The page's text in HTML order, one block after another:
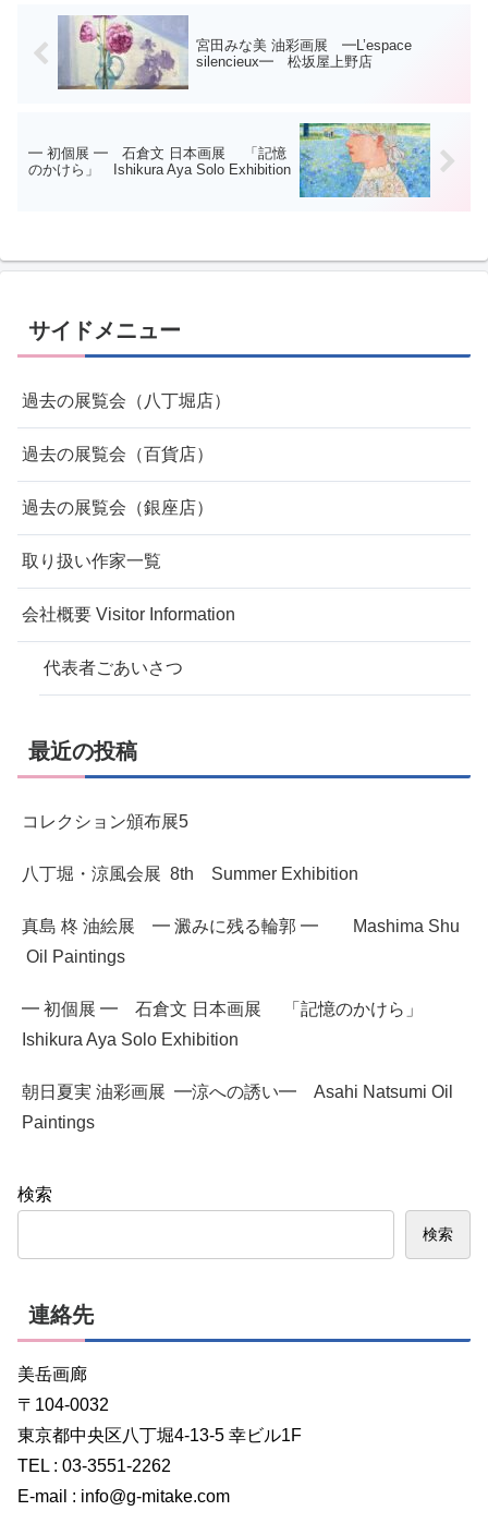
宮田みな美 油彩画展 ━L’espace
silencieux━ 松坂屋上野店
━ 初個展 ━ 石倉文 日本画展 「記憶
のかけら」 Ishikura Aya Solo Exhibition
サイドメニュー
過去の展覧会（八丁堀店）
過去の展覧会（百貨店）
過去の展覧会（銀座店）
取り扱い作家一覧
会社概要 Visitor Information
代表者ごあいさつ
最近の投稿
コレクション頒布展5
八丁堀・涼風会展 8th Summer Exhibition
真島 柊 油絵展 ━ 澱みに残る輪郭 ━ Mashima Shu
Oil Paintings
━ 初個展 ━ 石倉文 日本画展 「記憶のかけら」
Ishikura Aya Solo Exhibition
朝日夏実 油彩画展 ━涼への誘い━ Asahi Natsumi Oil
Paintings
検索
検索
連絡先
美岳画廊
〒104-0032
東京都中央区八丁堀4-13-5 幸ビル1F
TEL : 03-3551-2262
E-mail : info@g-mitake.com